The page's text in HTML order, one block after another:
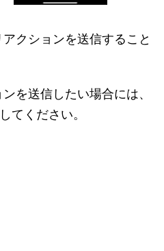
クションを送信すること
を送信したい場合には、
てください。